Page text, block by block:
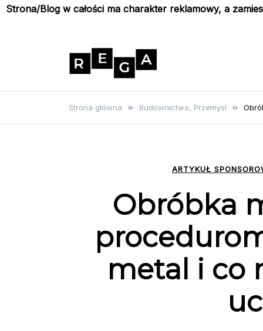
Strona/Blog w całości ma charakter reklamowy, a
Rega
poradniki
Strona główna Budownictwo, Przemysł
ARTYKUŁ
Obróbka
metal i co